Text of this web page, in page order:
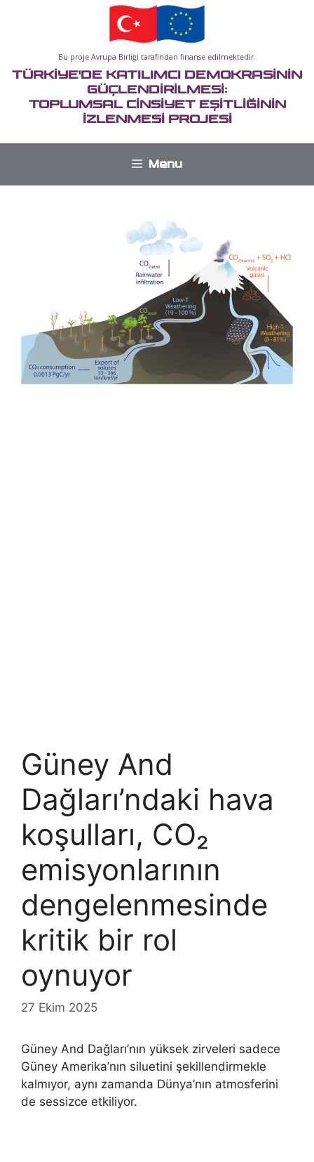
Bu proje Avrupa Birliği tarafından finanse edilmektedir.
TÜRKİYE'DE KATILIMCI DEMOKRASİNİN
GÜÇLENDİRİLMESİ:
TOPLUMSAL CİNSİYET EŞİTLİĞİNİN
İZLENMESİ PROJESİ
Menu
Güney And
Dağları’ndaki hava
koşulları, CO₂
emisyonlarının
dengelenmesinde
kritik bir rol
oynuyor
27 Ekim 2025
Güney And Dağları’nın yüksek zirveleri sadece
Güney Amerika’nın siluetini şekillendirmekle
kalmıyor, aynı zamanda Dünya’nın atmosferini
de sessizce etkiliyor.